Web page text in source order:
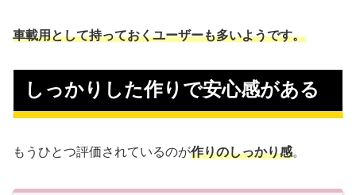
車載用として持っておくユーザーも多いようです。
しっかりした作りで安心感がある
もうひとつ評価されているのが作りのしっかり感。